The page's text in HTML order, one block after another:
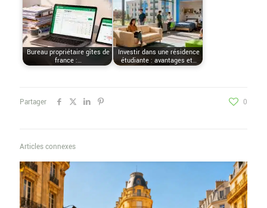
Bureau propriétaire gîtes de
france :…
Investir dans une résidence
étudiante : avantages et…
Partager 0
Articles connexes